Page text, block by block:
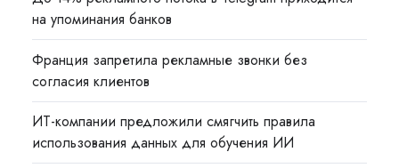
на упоминания банков
Франция запретила рекламные звонки без
согласия клиентов
ИТ-компании предложили смягчить правила
использования данных для обучения ИИ